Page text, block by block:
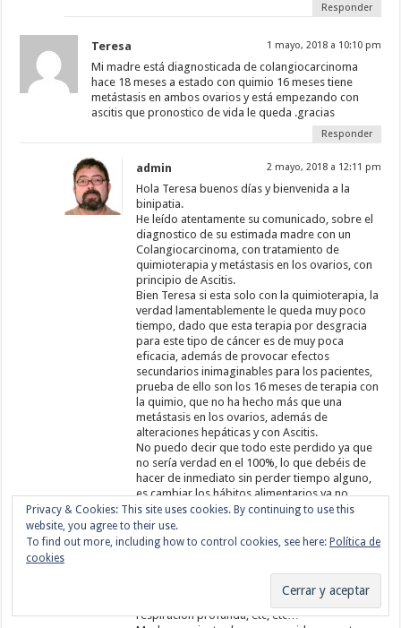
Responder
Teresa 1 mayo, 2018 a 10:10 pm
Mi madre está diagnosticada de colangiocarcinoma
hace 18 meses a estado con quimio 16 meses tiene
metástasis en ambos ovarios y está empezando con
ascitis que pronostico de vida le queda .gracias
Responder
admin 2 mayo, 2018 a 12:11 pm
Hola Teresa buenos días y bienvenida a la
binipatia.
He leído atentamente su comunicado, sobre el
diagnostico de su estimada madre con un
Colangiocarcinoma, con tratamiento de
quimioterapia y metástasis en los ovarios, con
principio de Ascitis.
Bien Teresa si esta solo con la quimioterapia, la
verdad lamentablemente le queda muy poco
tiempo, dado que esta terapia por desgracia
para este tipo de cáncer es de muy poca
eficacia, además de provocar efectos
secundarios inimaginables para los pacientes,
prueba de ello son los 16 meses de terapia con
la quimio, que no ha hecho más que una
metástasis en los ovarios, además de
alteraciones hepáticas y con Ascitis.
No puedo decir que todo este perdido ya que
no sería verdad en el 100%, lo que debéis de
hacer de inmediato sin perder tiempo alguno,
es cambiar los hábitos alimentarios ya no
importa lo que el oncólogo vaya dicho al
respeto recuerden que «somos lo que
comemos», procurar que la paciente pierda
vitales internos, irrigaciones vaginales para
combatir el cáncer en dicha zona (ovarios),
respiración profunda, etc, etc…